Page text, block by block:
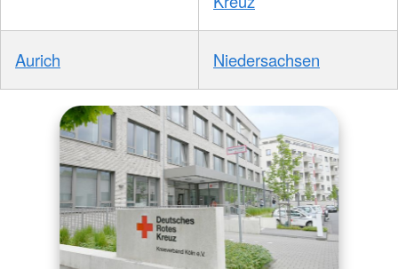
Aurich Niedersachsen